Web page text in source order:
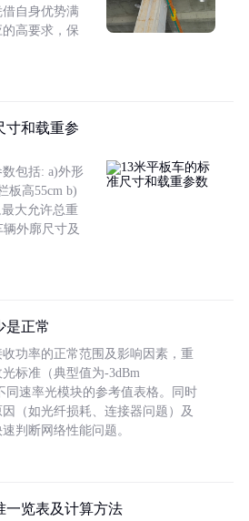
自身优势满
高要求，保
寸和载重参
包括: a)外形
板高55cm b)
大允许总重
外廓尺寸及
是正常
功率的正常范围及影响因素，重
标准（典型值为-3dBm
同速率光模块的参考值表格。同时
（如光纤损耗、连接器问题）及
判断网络性能问题。
一览表及计算方法